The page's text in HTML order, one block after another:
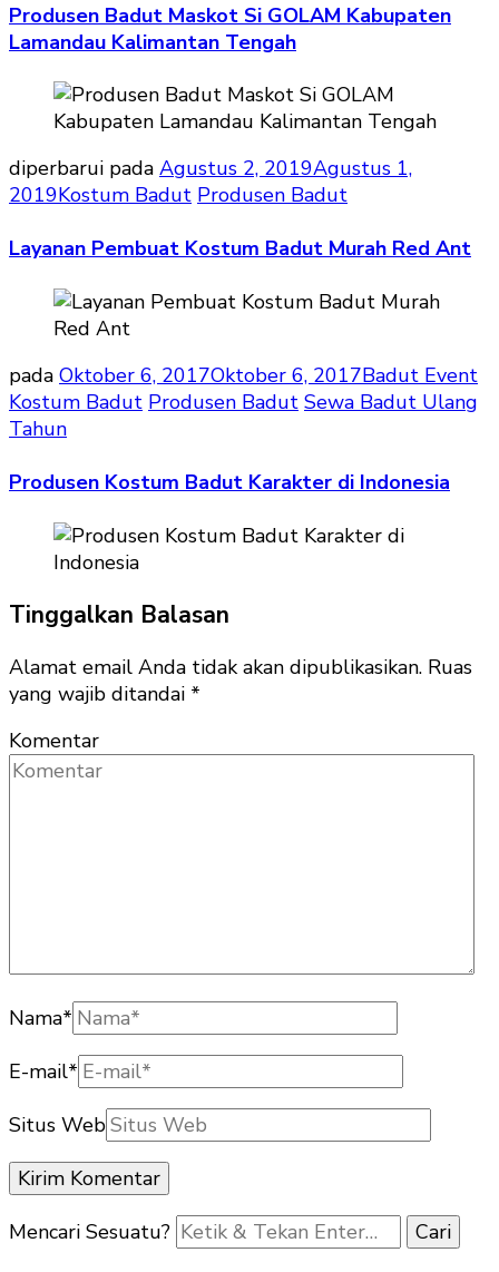
Produsen Badut Maskot Si GOLAM Kabupaten
Lamandau Kalimantan Tengah
diperbarui pada Agustus 2, 2019Agustus 1,
2019Kostum Badut Produsen Badut
Layanan Pembuat Kostum Badut Murah Red Ant
pada Oktober 6, 2017Oktober 6, 2017Badut Event
Kostum Badut Produsen Badut Sewa Badut Ulang
Tahun
Produsen Kostum Badut Karakter di Indonesia
Tinggalkan Balasan
Alamat email Anda tidak akan dipublikasikan. Ruas
yang wajib ditandai *
Komentar
Nama*
E-mail*
Situs Web
Mencari Sesuatu?